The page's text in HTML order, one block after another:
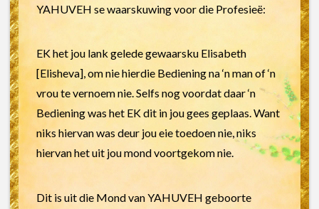
YAHUVEH se waarskuwing voor die Profesieë:
EK het jou lank gelede gewaarsku Elisabeth
[Elisheva], om nie hierdie Bediening na ‘n man of ‘n
vrou te vernoem nie. Selfs nog voordat daar ‘n
Bediening was het EK dit in jou gees geplaas. Want
niks hiervan was deur jou eie toedoen nie, niks
hiervan het uit jou mond voortgekom nie.
Dit is uit die Mond van YAHUVEH geboorte